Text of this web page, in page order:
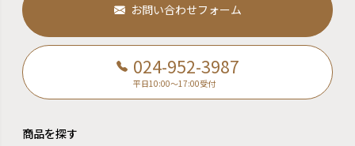
お問い合わせフォーム
024-952-3987
平日10:00～17:00受付
商品を探す